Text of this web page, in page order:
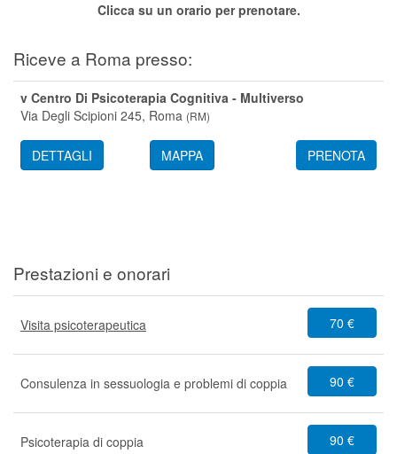
Clicca su un orario per prenotare.
Riceve a Roma presso:
v Centro Di Psicoterapia Cognitiva - Multiverso
Via Degli Scipioni 245, Roma (RM)
DETTAGLI MAPPA PRENOTA
Prestazioni e onorari
Visita psicoterapeutica 70 €
Consulenza in sessuologia e problemi di coppia 90 €
Psicoterapia di coppia 90 €